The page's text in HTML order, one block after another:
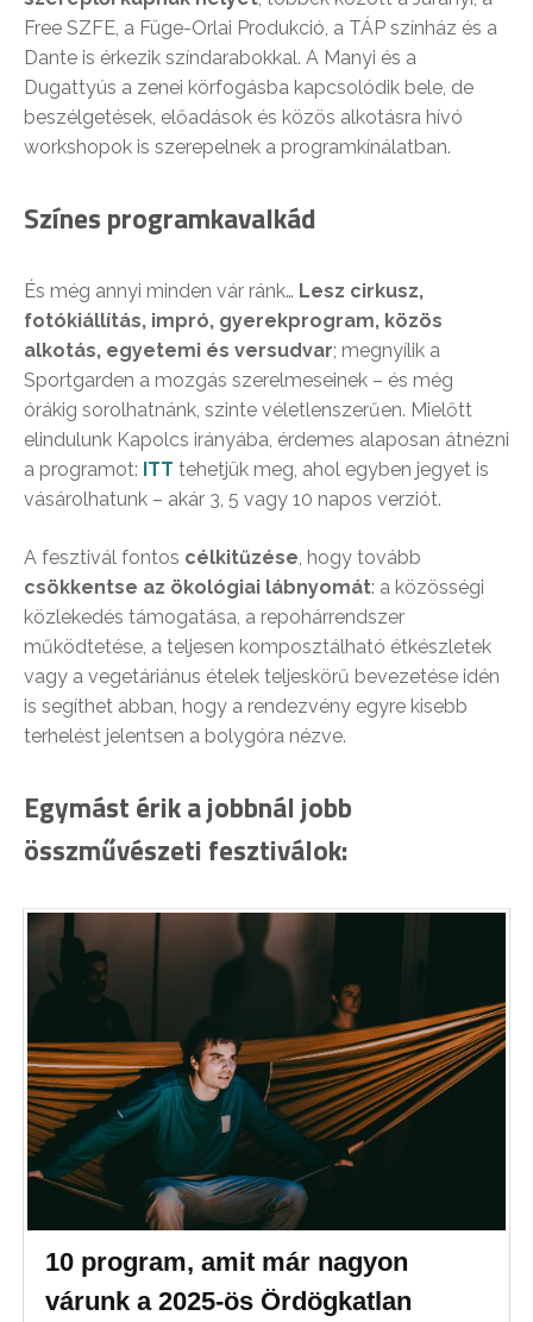
Free SZFE, a Füge-Orlai Produkció, a TÁP színház és a
Dante is érkezik színdarabokkal. A Manyi és a
Dugattyús a zenei körfogásba kapcsolódik bele, de
beszélgetések, előadások és közös alkotásra hívó
workshopok is szerepelnek a programkínálatban.
Színes programkavalkád
És még annyi minden vár ránk… Lesz cirkusz,
fotókiállítás, impró, gyerekprogram, közös
alkotás, egyetemi és versudvar; megnyílik a
Sportgarden a mozgás szerelmeseinek – és még
órákig sorolhatnánk, szinte véletlenszerűen. Mielőtt
elindulunk Kapolcs irányába, érdemes alaposan átnézni
a programot: ITT tehetjük meg, ahol egyben jegyet is
vásárolhatunk – akár 3, 5 vagy 10 napos verziót.
A fesztivál fontos célkitűzése , hogy tovább
csökkentse az ökológiai lábnyomát: a közösségi
közlekedés támogatása, a repohárrendszer
működtetése, a teljesen komposztálható étkészletek
vagy a vegetáriánus ételek teljeskörű bevezetése idén
is segíthet abban, hogy a rendezvény egyre kisebb
terhelést jelentsen a bolygóra nézve.
Egymást érik a jobbnál jobb
összművészeti fesztiválok:
10 program, amit már nagyon
várunk a 2025-ös Ördögkatlan